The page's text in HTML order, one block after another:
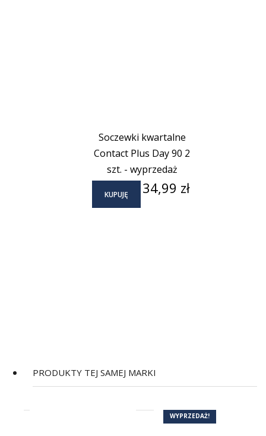
Soczewki kwartalne
Contact Plus Day 90 2
szt. - wyprzedaż
KUPUJĘ Cena
34,99 zł
PRODUKTY TEJ SAMEJ MARKI
WYPRZEDAŻ!